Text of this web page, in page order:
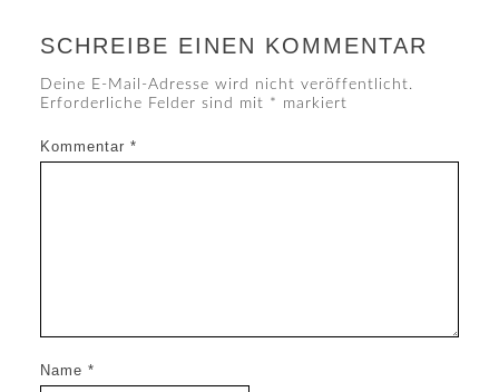
SCHREIBE EINEN KOMMENTAR
Deine E-Mail-Adresse wird nicht veröffentlicht.
Erforderliche Felder sind mit * markiert
Kommentar *
Name *